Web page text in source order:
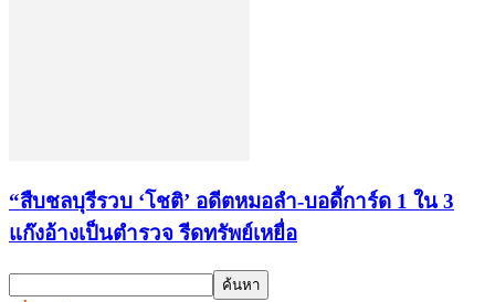
“สืบชลบุรีรวบ ‘โชติ’ อดีตหมอลำ-บอดี้การ์ด 1 ใน 3
แก๊งอ้างเป็นตำรวจ รีดทรัพย์เหยื่อ